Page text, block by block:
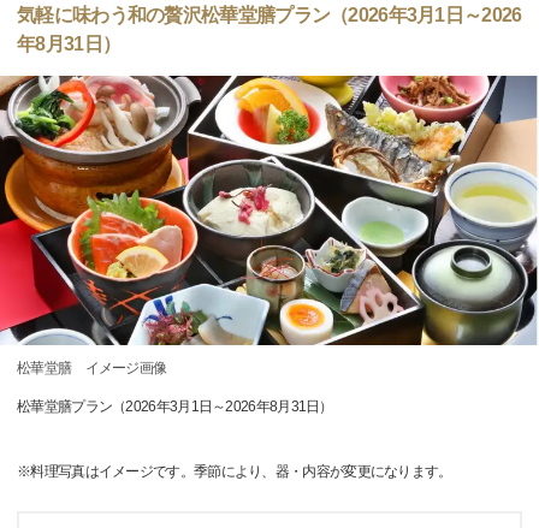
気軽に味わう和の贅沢松華堂膳プラン（2026年3月1日～2026
年8月31日）
松華堂膳 イメージ画像
松華堂膳プラン（2026年3月1日～2026年8月31日）
※料理写真はイメージです。季節により、器・内容が変更になります。